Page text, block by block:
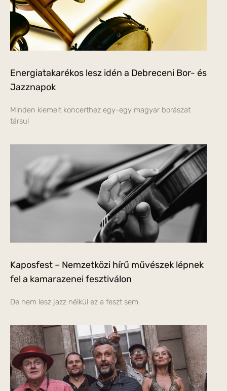
Energiatakarékos lesz idén a Debreceni Bor- és
Jazznapok
Minden kiemelt koncerthez egy-egy magyar borászat
társul
Kaposfest – Nemzetközi hírű művészek lépnek
fel a kamarazenei fesztiválon
De nem lesz jazz nélkül ez a feszt sem